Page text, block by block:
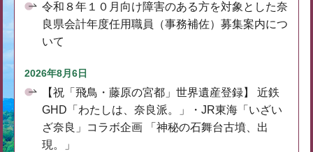
令和８年１０月向け障害のある方を対象とした奈
良県会計年度任用職員（事務補佐）募集案内につ
いて
2026年8月6日
【祝「飛鳥・藤原の宮都」世界遺産登録】 近鉄
GHD「わたしは、奈良派。」・JR東海「いざい
ざ奈良」コラボ企画 「神秘の石舞台古墳、出
現。」